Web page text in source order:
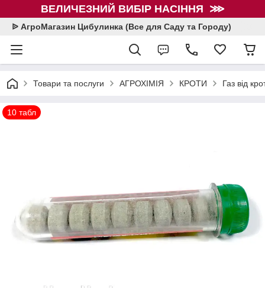
ВЕЛИЧЕЗНИЙ ВИБІР НАСІННЯ ⋙
ᐉ АгроМагазин Цибулинка (Все для Саду та Городу)
Товари та послуги АГРОХІМІЯ КРОТИ Газ від
10 табл